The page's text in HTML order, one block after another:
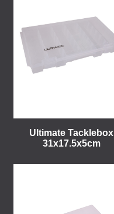
Ultimate Tacklebox
31x17.5x5cm